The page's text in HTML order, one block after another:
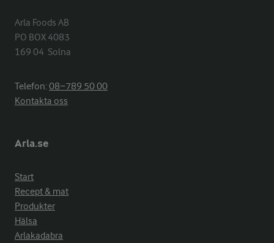
Arla Foods AB
PO BOX 4083
169 04  Solna
Telefon:08−789 50 00
Kontakta oss
Arla.se
Start
Recept & mat
Produkter
Hälsa
Arlakadabra